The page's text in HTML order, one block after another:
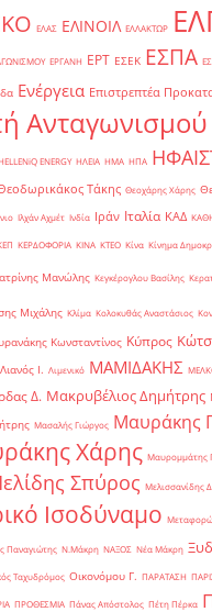
ΕΛΑΣ ΕΛΙΝΟΙΛ ΕΛΛΑΚΤΩΡ
ΕΡΓΑΝΗ ΕΡΤ ΕΣΕΚ ΕΣΠΑ
Ενέργεια Επιστρεπτέα
Ανταγωνισμού
ENERGY ΗΛΕΙΑ ΗΜΑ ΗΠΑ
Τάκης Θεοχάρης Χάρης
Ιλχάν Αχμέτ Ινδία Ιράν Ιταλία ΚΑΔ
ΚΕΡΔΟΦΟΡΙΑ ΚΙΝΑ ΚΤΕΟ Κίνα Κίνημα
Μανώλης Κεγκέρογλου Βασίλης
Μιχάλης Κλίμα Κολοκυθάς Αναστάσιος
Κωνσταντίνος Κύπρος
Λιανός Ι. Λιμενικό ΜΑΜΙΔΑΚΗΣ
Δ. Μακρυβέλιος Δημήτρης
Μασαλής Γιώργος Μαυράκης
Χάρης Μαυρομμάτης
Σπύρος Μελισσανίδης
Ισοδύναμο
Παναγιώτης Ν.Μάκρη ΝΑΞΟΣ Νέα Μάκρη
Ταχυδρόμος Οικονόμου Γ. ΠΑΡΑΤΑΣΗ
ΠΡΟΘΕΣΜΙΑ Πάνας Απόστολος Πέτη Πέρκα